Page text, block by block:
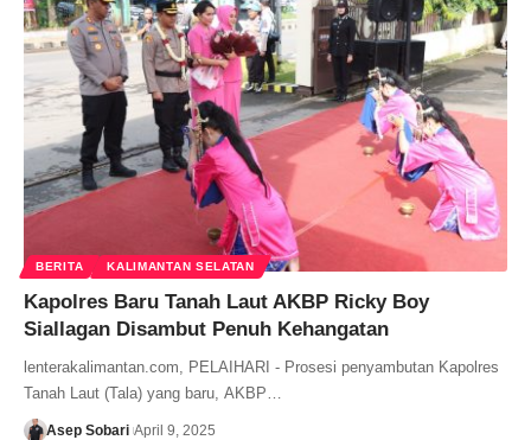
BERITA KALIMANTAN SELATAN
Kapolres Baru Tanah Laut AKBP Ricky Boy
Siallagan Disambut Penuh Kehangatan
lenterakalimantan.com, PELAIHARI - Prosesi penyambutan Kapolres
Tanah Laut (Tala) yang baru, AKBP…
Asep Sobari April 9, 2025